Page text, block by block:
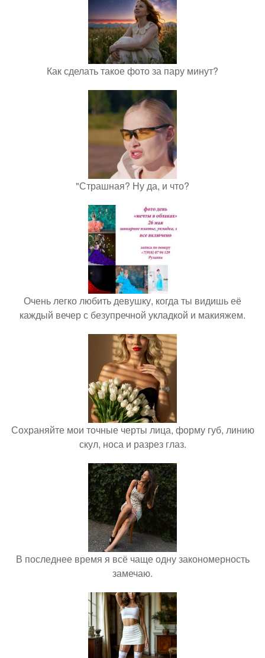
Как сделать такое фото за пару минут?
"Страшная? Ну да, и что?
Очень легко любить девушку, когда ты видишь её
каждый вечер с безупречнoй укладкой и макияжем.
Сохраняйте мои точные черты лица, форму губ, линию
скул, носа и разрез глаз.
В последнее время я всё чаще одну закономерность
замечаю.